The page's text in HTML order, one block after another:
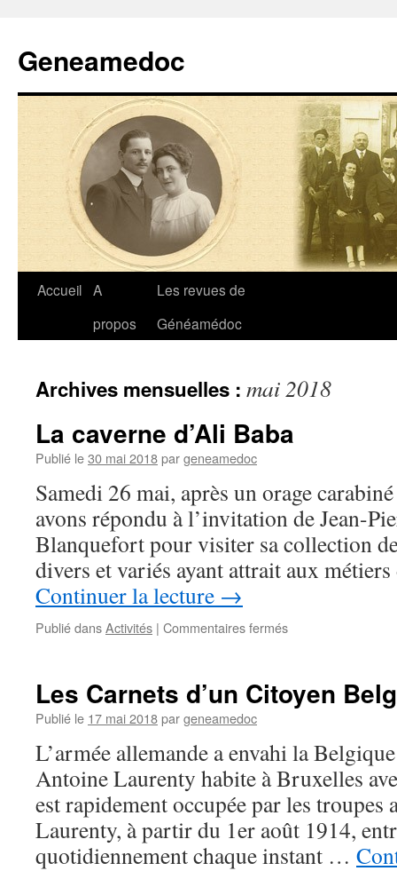
Geneamedoc
Aller
Accueil A
propos
Les revues de
Généamédoc
Archives mensuelles : mai 2018
La caverne d’Ali Baba
Publié le30 mai 2018pargeneamedoc
Samedi 26 mai, après un orage
avons répondu à l’invitation de Jean-
Blanquefort pour visiter sa collection
divers et variés ayant attrait aux
Continuer la lecture →
Publié dansActivités | Commentaires ferméssur
Baba
Les Carnets d’un Citoyen
Publié le 17 mai 2018pargeneamedoc
L’armée allemande a envahi la
Antoine Laurenty habite à Bruxelles
est rapidement occupée par les troupes
Laurenty, à partir du 1er août 1914,
quotidiennement chaque instant …